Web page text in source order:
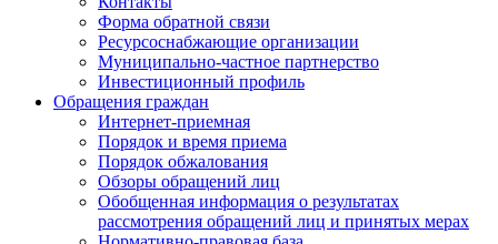
Форма обратной связи
Ресурсоснабжающие организации
Муниципально-частное партнерство
Инвестиционный профиль
Обращения граждан
Интернет-приемная
Порядок и время приема
Порядок обжалования
Обзоры обращений лиц
Обобщенная информация о результатах
рассмотрения обращений лиц и принятых мерах